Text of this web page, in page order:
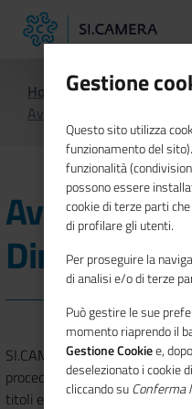
Salta
Home Avvisi e bandi
Avviso 126.2018 -
Avviso
Direttore
SI.CAMERA - Sistema
procedura di selezione,
titoli e colloquio, per il
Gestione
Questo sito utilizza
funzionamento del
funzionalità
possono essere
cookie di terze parti
di profilare gli utenti.
Per proseguire la
di analisi e/o di terze
Può gestire le sue
momento riaprendo il
Gestione Cookiee,
deselezionato i cookie
cliccando suConferma